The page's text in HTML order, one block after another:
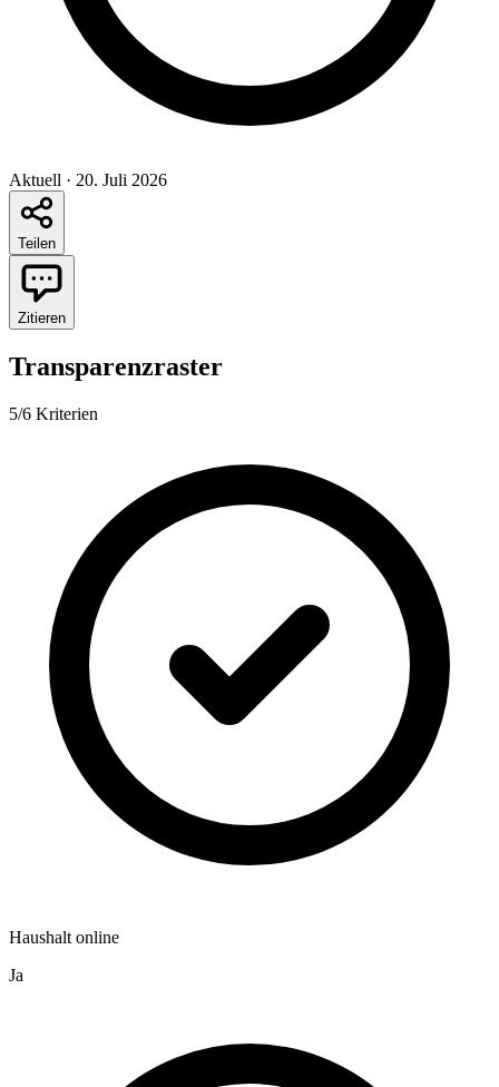
Aktuell · 20. Juli 2026
Teilen
Zitieren
Transparenzraster
5/6 Kriterien
Haushalt online
Ja